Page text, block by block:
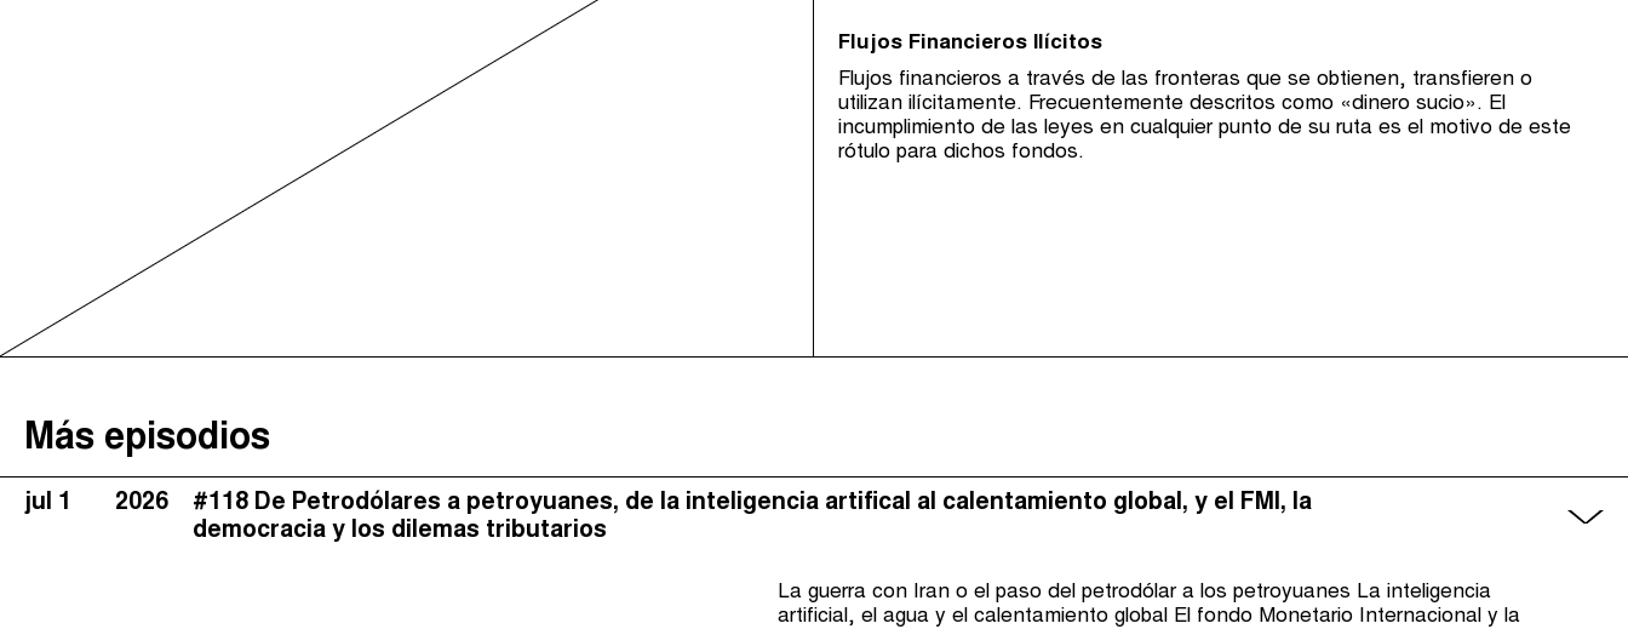
Flujos Financieros Ilícitos
Flujos financieros a través de las fronteras que se obtienen, transfieren o
utilizan ilícitamente. Frecuentemente descritos como «dinero sucio». El
incumplimiento de las leyes en cualquier punto de su ruta es el motivo de este
rótulo para dichos fondos.
Más episodios
jul 1 2026
#118 De Petrodólares a petroyuanes, de la inteligencia artifical al calentamiento global, y el FMI, la
democracia y los dilemas tributarios
La guerra con Iran o el paso del petrodólar a los petroyuanes La inteligencia
artificial, el agua y el calentamiento global El fondo Monetario Internacional y la